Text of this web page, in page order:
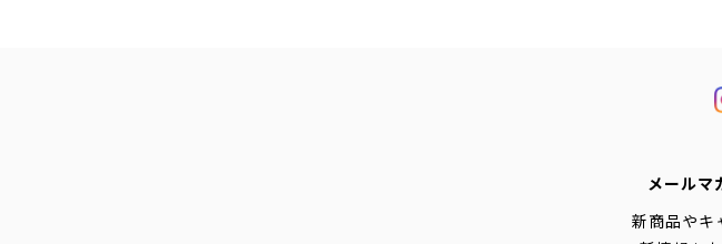
メールマ
新商品やキ